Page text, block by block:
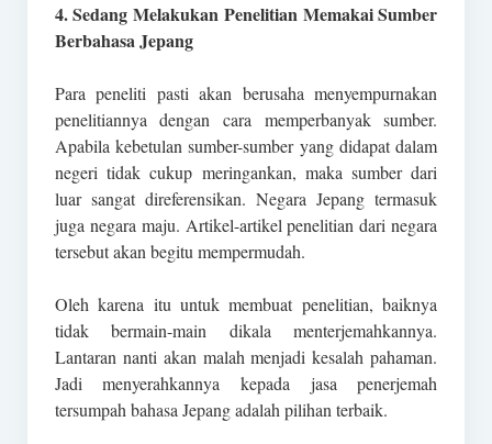
4. Sedang Melakukan Penelitian Memakai Sumber
Berbahasa Jepang
Para peneliti pasti akan berusaha menyempurnakan
penelitiannya dengan cara memperbanyak sumber.
Apabila kebetulan sumber-sumber yang didapat dalam
negeri tidak cukup meringankan, maka sumber dari
luar sangat direferensikan. Negara Jepang termasuk
juga negara maju. Artikel-artikel penelitian dari negara
tersebut akan begitu mempermudah.
Oleh karena itu untuk membuat penelitian, baiknya
tidak bermain-main dikala menterjemahkannya.
Lantaran nanti akan malah menjadi kesalah pahaman.
Jadi menyerahkannya kepada jasa penerjemah
tersumpah bahasa Jepang adalah pilihan terbaik.